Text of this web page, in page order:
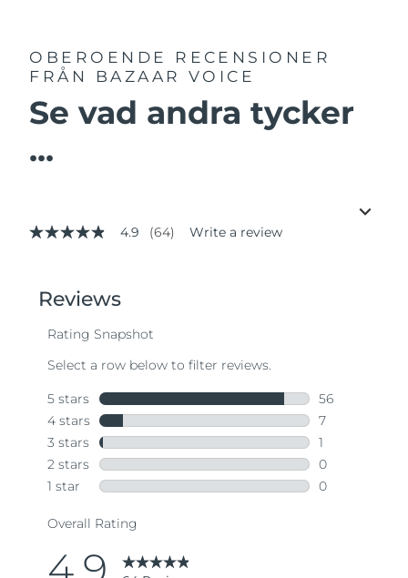
OBEROENDE RECENSIONER
FRÅN BAZAAR VOICE
Se vad andra tycker
...
4.9
stars,
average
value.
Same
page
link.
4.9 (64) Write a review